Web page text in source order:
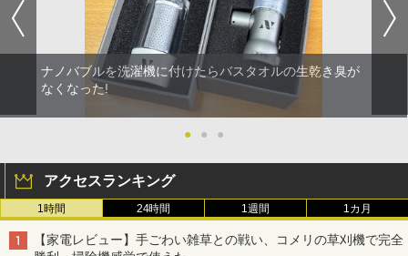
ナノバブルを洗濯機に付けたらバスタオルの生乾き臭が
なくなった!
● ● ●
アクセスランキング
1時間 24時間 1週間 1カ月
【家電レビュー】手ごわい雑草との戦い、コメリの草刈機で完全